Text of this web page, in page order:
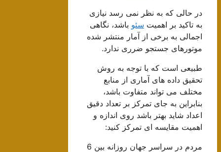
در حالی که به نظر نمی رسد نیازی
به تاکید بر اهمیتسئوباشد، نگاهی
اجمالی به برخی از آمار منتشر شده
موتورهای جستجو ضرری ندارد.
طبیعی است که با توجه به روش
تحقیق داده های آماری از منابع
مختلف می تواند متفاوت باشد،
بنابراین به جای تمرکز بر تعداد دقیق
اعداد شاید بهتر باشد روی اندازه و
اهمیت مقایسه ای تمرکز کنید:
مردم در سراسر جهان روزانه بین 6